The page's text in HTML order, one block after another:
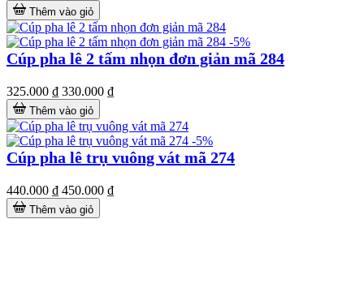
Thêm vào giỏ
-5%
Cúp pha lê 2 tấm nhọn đơn giản mã 284
325.000 ₫ 330.000 ₫
Thêm vào giỏ
-5%
Cúp pha lê trụ vuông vát mã 274
440.000 ₫ 450.000 ₫
Thêm vào giỏ